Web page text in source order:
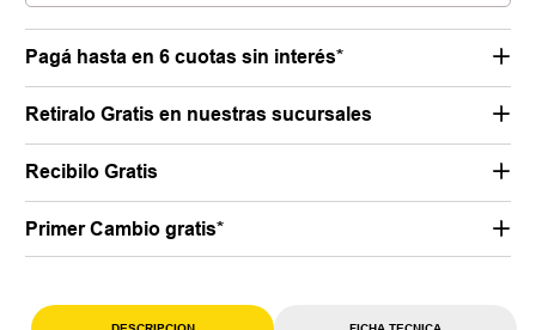
Pagá hasta en 6 cuotas sin interés*
Retiralo Gratis en nuestras sucursales
Recibilo Gratis
Primer Cambio gratis*